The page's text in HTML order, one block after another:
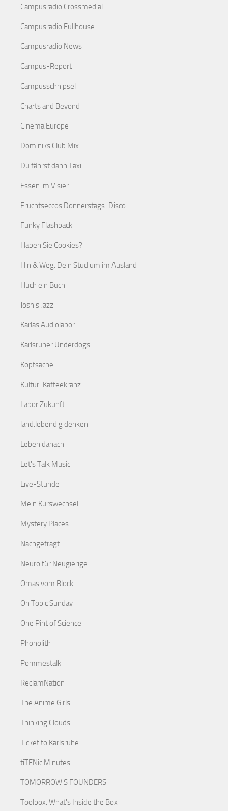
Campusradio Crossmedial
Campusradio Fullhouse
Campusradio News
Campus-Report
Campusschnipsel
Charts and Beyond
Cinema Europe
Dominiks Club Mix
Du fährst dann Taxi
Essen im Visier
Fruchtseccos Donnerstags-Disco
Funky Flashback
Haben Sie Cookies?
Hin & Weg: Dein Studium im Ausland
Huch ein Buch
Josh's Jazz
Karlas Audiolabor
Karlsruher Underdogs
Kopfsache
Kultur-Kaffeekranz
Labor Zukunft
land.lebendig denken
Leben danach
Let's Talk Music
Live-Stunde
Mein Kurswechsel
Mystery Places
Nachgefragt
Neuro für Neugierige
Omas vom Block
On Topic Sunday
One Pint of Science
Phonolith
Pommestalk
ReclamNation
The Anime Girls
Thinking Clouds
Ticket to Karlsruhe
tiTENic Minutes
TOMORROW'S FOUNDERS
Toolbox: What's Inside the Box